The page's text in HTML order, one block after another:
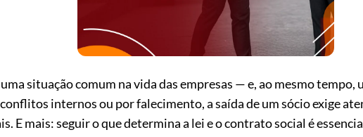
situação comum na vida das empresas — e, ao mesmo tempo,
internos ou por falecimento, a saída de um sócio exige
E mais: seguir o que determina a lei e o contrato social é